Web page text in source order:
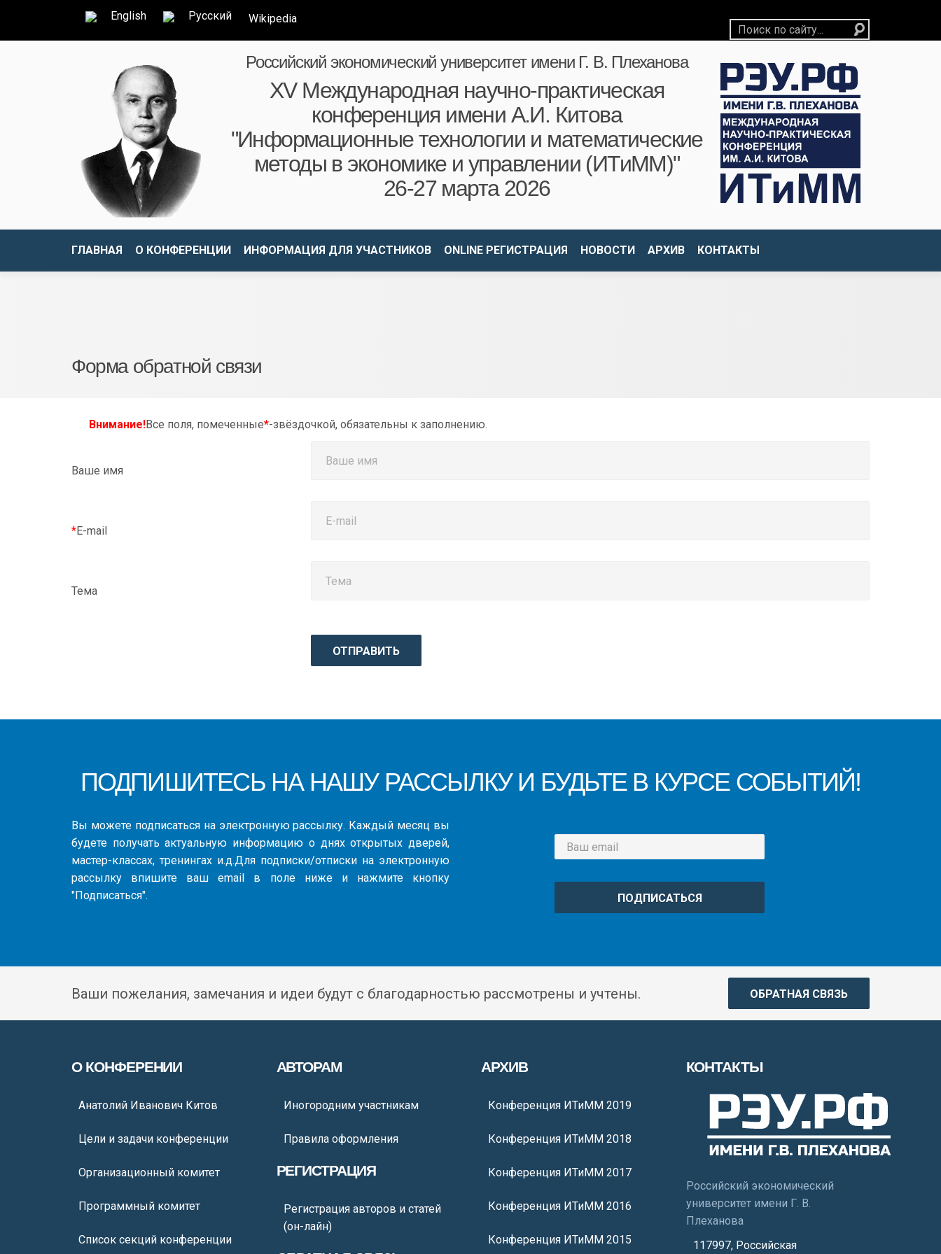
English Русский Wikipedia
Российский экономический университет имени Г. В. Плеханова
XV Международная научно-практическая
конференция имени А.И. Китова
"Информационные технологии и математические
методы в экономике и управлении (ИТиММ)"
26-27 марта 2026
ГЛАВНАЯ О КОНФЕРЕНЦИИ ИНФОРМАЦИЯ ДЛЯ УЧАСТНИКОВ ONLINE РЕГИСТРАЦИЯ НОВОСТИ АРХИВ КОНТАКТЫ
Форма обратной связи
Внимание!Все поля, помеченные*-звёздочкой, обязательны к заполнению.
Ваше имя
*E-mail
Тема
ПОДПИШИТЕСЬ НА НАШУ РАССЫЛКУ И БУДЬТЕ В КУРСЕ СОБЫТИЙ!
Вы можете подписаться на электронную рассылку. Каждый месяц вы
будете получать актуальную информацию о днях открытых дверей,
мастер-классах, тренингах и.д.Для подписки/отписки на электронную
рассылку впишите ваш email в поле ниже и нажмите кнопку
"Подписаться".
ПОДПИСАТЬСЯ
Ваши пожелания, замечания и идеи будут с благодарностью рассмотрены и учтены. ОБРАТНАЯ СВЯЗЬ
О КОНФЕРЕНИИ
Анатолий Иванович Китов
Цели и задачи конференции
Организационный комитет
Программный комитет
Список секций конференции
АВТОРАМ
Иногородним участникам
Правила оформления
РЕГИСТРАЦИЯ
Регистрация авторов и статей
(он-лайн)
АРХИВ
Конференция ИТиММ 2019
Конференция ИТиММ 2018
Конференция ИТиММ 2017
Конференция ИТиММ 2016
Конференция ИТиММ 2015
КОНТАКТЫ
Российский экономический
университет имени Г. В.
Плеханова
117997, Российская